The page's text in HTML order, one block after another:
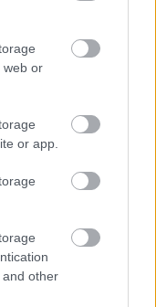
web or
or app.
other
színház
kollektív
és
működéséhez
be a Délmagyar.